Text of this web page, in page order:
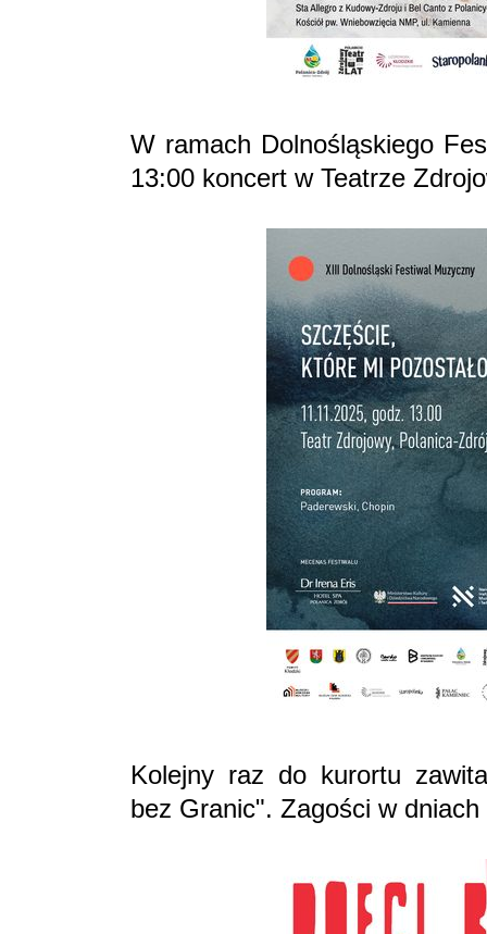
W ramach Dolnośląskiego
13:00 koncert w Teatrze
Kolejny raz do kurortu
bez Granic". Zagości w